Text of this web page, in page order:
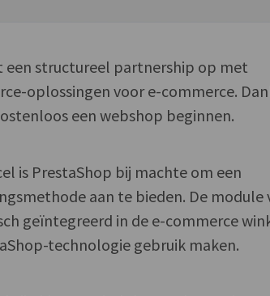
een structureel partnership op met
oplossingen voor e-commerce.
een webshop beginnen.
is PrestaShop bij machte om een
aan te bieden. De module
geïntegreerd in de e-commerce
technologie gebruik maken.